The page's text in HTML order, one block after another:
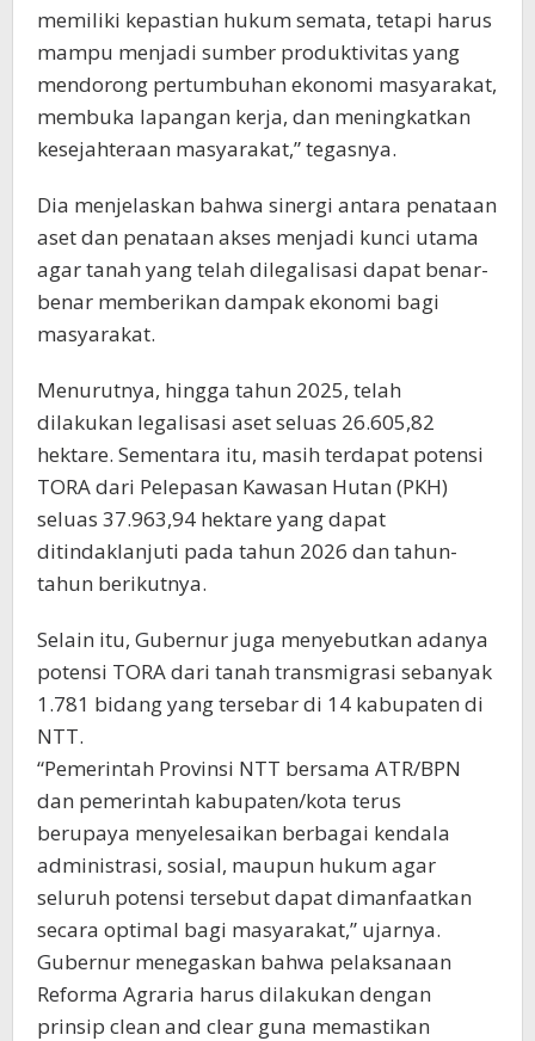
memiliki kepastian hukum semata, tetapi harus
mampu menjadi sumber produktivitas yang
mendorong pertumbuhan ekonomi masyarakat,
membuka lapangan kerja, dan meningkatkan
kesejahteraan masyarakat,” tegasnya.
Dia menjelaskan bahwa sinergi antara penataan
aset dan penataan akses menjadi kunci utama
agar tanah yang telah dilegalisasi dapat benar-
benar memberikan dampak ekonomi bagi
masyarakat.
Menurutnya, hingga tahun 2025, telah
dilakukan legalisasi aset seluas 26.605,82
hektare. Sementara itu, masih terdapat potensi
TORA dari Pelepasan Kawasan Hutan (PKH)
seluas 37.963,94 hektare yang dapat
ditindaklanjuti pada tahun 2026 dan tahun-
tahun berikutnya.
Selain itu, Gubernur juga menyebutkan adanya
potensi TORA dari tanah transmigrasi sebanyak
1.781 bidang yang tersebar di 14 kabupaten di
NTT.
“Pemerintah Provinsi NTT bersama ATR/BPN
dan pemerintah kabupaten/kota terus
berupaya menyelesaikan berbagai kendala
administrasi, sosial, maupun hukum agar
seluruh potensi tersebut dapat dimanfaatkan
secara optimal bagi masyarakat,” ujarnya.
Gubernur menegaskan bahwa pelaksanaan
Reforma Agraria harus dilakukan dengan
prinsip clean and clear guna memastikan